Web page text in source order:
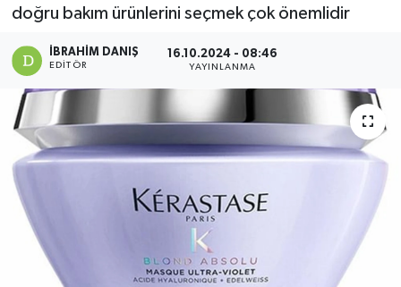
doğru bakım ürünlerini seçmek çok önemlidir
İBRAHIM DANIŞ
EDITÖR
16.10.2024 - 08:46
YAYINLANMA
Son Dakika Haberleri
Haber Arşivi